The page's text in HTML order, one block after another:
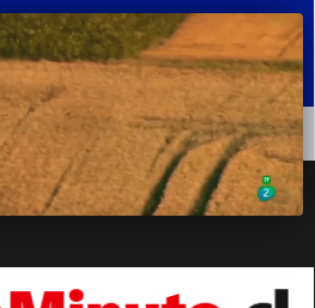
NOTICIERO POLÍTICA